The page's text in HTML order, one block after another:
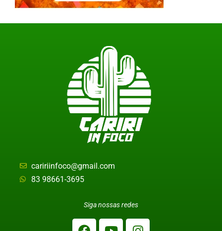
caririinfoco@gmail.com
83 98661-3695
Siga nossas redes